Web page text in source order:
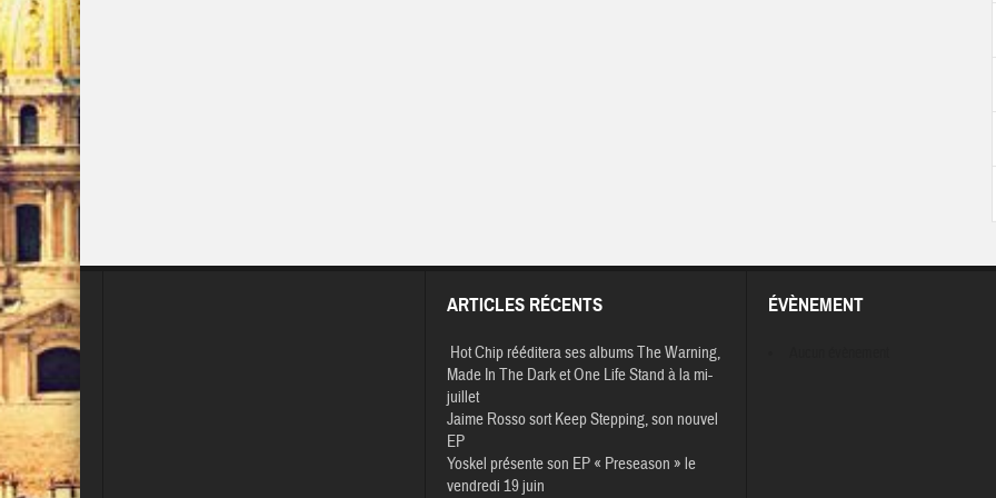
ARTICLES RÉCENTS
Hot Chip rééditera ses albums The Warning,
Made In The Dark et One Life Stand à la mi-
juillet
Jaime Rosso sort Keep Stepping, son nouvel
EP
Yoskel présente son EP « Preseason » le
vendredi 19 juin
ÉVÈNEMENT